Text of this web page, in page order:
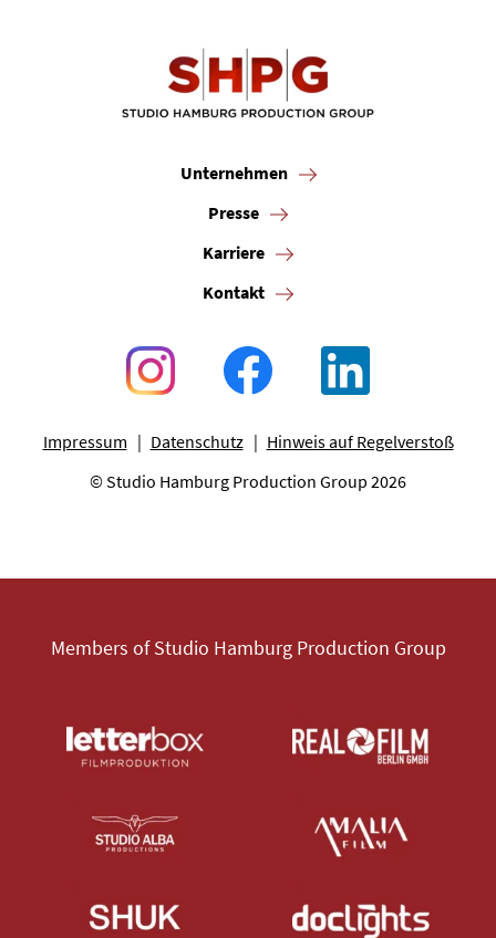
Unternehmen
Presse
Karriere
Kontakt
Impressum Datenschutz
Hinweis auf Regelverstoß
© Studio Hamburg Production Group 2026
Members of Studio Hamburg Production Group